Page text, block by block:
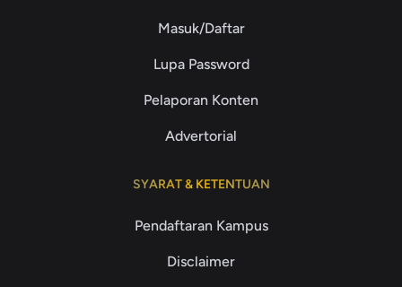
Masuk/Daftar
Lupa Password
Pelaporan Konten
Advertorial
SYARAT & KETENTUAN
Pendaftaran Kampus
Disclaimer